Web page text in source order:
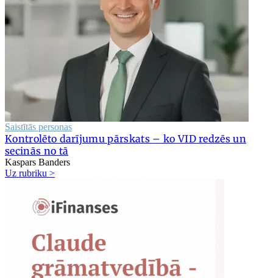
Saistītās personas
Kontrolēto darījumu pārskats – ko VID redzēs un
secinās no tā
Kaspars Banders
Uz rubriku >